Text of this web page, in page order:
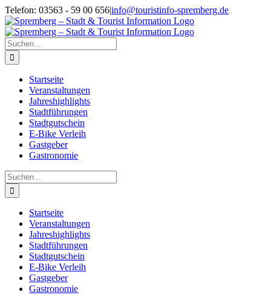
Zum
Inhalt
springen
Telefon: 03563 - 59 00 656|info@touristinfo-spremberg.de
Facebook
Instagram
Suche
nach:
Startseite
Veranstaltungen
Jahreshighlights
Stadtführungen
Stadtgutschein
E-Bike Verleih
Gastgeber
Gastronomie
Suche
nach:
Startseite
Veranstaltungen
Jahreshighlights
Stadtführungen
Stadtgutschein
E-Bike Verleih
Gastgeber
Gastronomie